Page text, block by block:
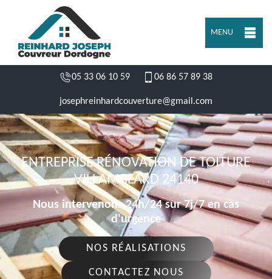
MENU
05 33 06 10 59 06 86 57 89 38
josephreinhardcouverture@gmail.com
ENTREPRISE RÉNOVATION DE TOITURE
VILLAMBLARD 24140
Nous intervenons 24h/24 sur 7j/7 en cas
d'urgence
NOS RÉALISATIONS
CONTACTEZ NOUS